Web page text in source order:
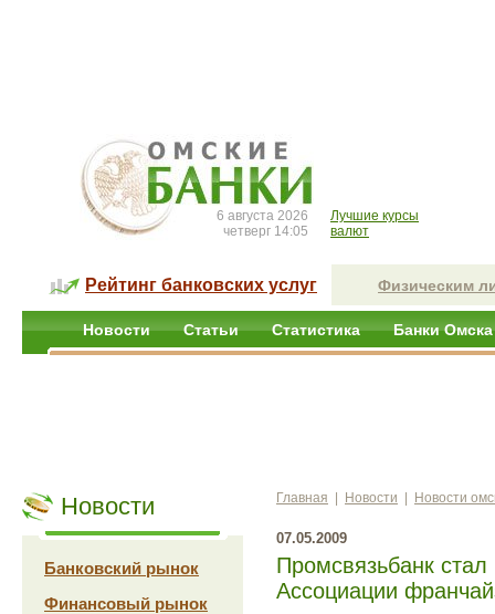
6 августа 2026
четверг 14:05
Лучшие курсы
валют
Рейтинг банковских услуг Физическим
Новости Статьи Статистика Банки Омска
Новости
Банковский рынок
Финансовый рынок
Главная Новости Новости
07.05.2009
Промсвязьбанк
Ассоциации